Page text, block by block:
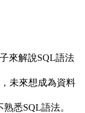
來解說SQL語法
未來想成為資料
悉SQL語法。